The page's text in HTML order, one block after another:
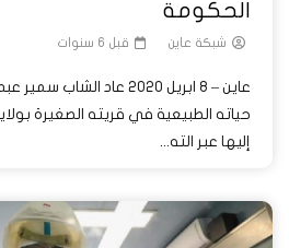
الحكومة
شبكة عاين قبل 6 سنوات
حياته الطبيعية في قريته الصغيرة
إليها عبر الته...